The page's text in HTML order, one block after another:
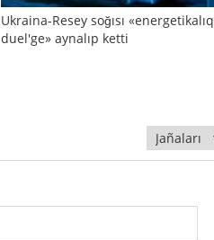
Ukraina-Resey soğısı «energetikalıq
duel'ge» aynalıp ketti